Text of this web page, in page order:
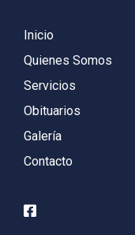
Inicio
Quienes Somos
Servicios
Obituarios
Galería
Contacto